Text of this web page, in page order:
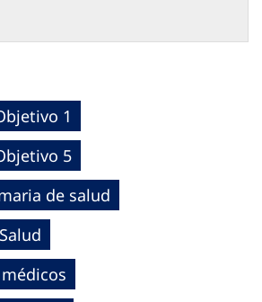
1
5
de salud